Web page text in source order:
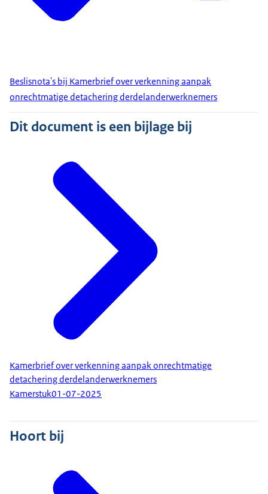
Beslisnota's bij Kamerbrief over verkenning aanpak
onrechtmatige detachering derdelanderwerknemers
Dit document is een bijlage bij
Kamerbrief over verkenning aanpak onrechtmatige
detachering derdelanderwerknemers
Kamerstuk01-07-2025
Hoort bij